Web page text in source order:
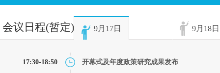
会议日程(暂定) 9月17日 9月18日
17:30-18:50 开幕式及年度政策研究成果发布